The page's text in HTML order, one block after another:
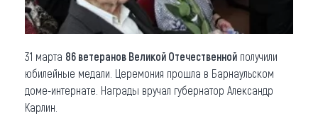
31 марта 86 ветеранов Великой Отечественной получили
юбилейные медали. Церемония прошла в Барнаульском
доме-интернате. Награды вручал губернатор Александр
Карлин.